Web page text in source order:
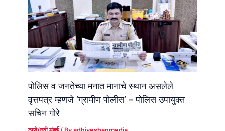
पोलिस व जनतेच्या मनात मानाचे स्थान असलेले
वृत्तपत्र म्हणजे ‘ग्रामीण पोलीस’ – पोलिस उपायुक्त
सचिन गोरे